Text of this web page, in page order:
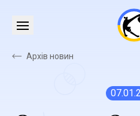
Архів новин